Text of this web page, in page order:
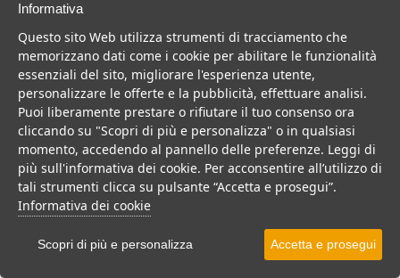
Trova la soluzione migliore per la tua prossima
vacanza.
Noi di belsalento.it abbiamo selezionato per te le migliori mete, i
migliori servizi, le migliori offerte per il tuo prossimo viaggio.
Informativa
Questo sito Web utilizza strumenti di tracciamento che
memorizzano dati come i cookie per abilitare le funzionalità
essenziali del sito, migliorare l'esperienza utente,
personalizzare le offerte e la pubblicità, effettuare analisi.
Puoi liberamente prestare o rifiutare il tuo consenso ora
cliccando su "Scopri di più e personalizza" o in qualsiasi
momento, accedendo al pannello delle preferenze. Leggi di
più sull'informativa dei cookie. Per acconsentire all’utilizzo di
tali strumenti clicca su pulsante “Accetta e prosegui”.
Informativa dei cookie
Scopri di più e personalizza Accetta e prosegui